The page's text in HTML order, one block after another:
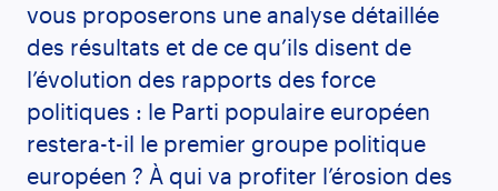
vous proposerons une analyse détaillée
des résultats et de ce qu’ils disent de
l’évolution des rapports des force
politiques : le Parti populaire européen
restera-t-il le premier groupe politique
européen ? À qui va profiter l’érosion des